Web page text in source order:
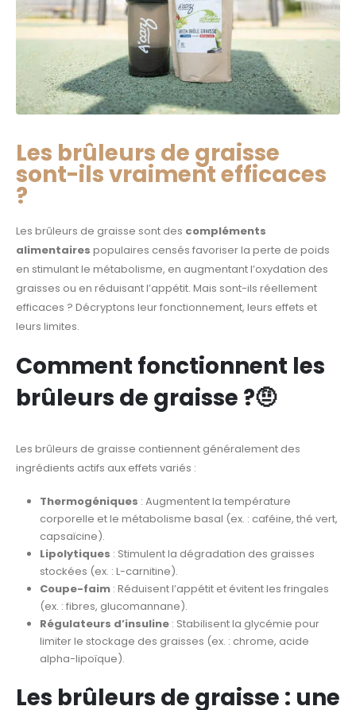
Les brûleurs de graisse
sont-ils vraiment efficaces
?
Les brûleurs de graisse sont des compléments
alimentaires populaires censés favoriser la perte de poids
en stimulant le métabolisme, en augmentant l’oxydation des
graisses ou en réduisant l’appétit. Mais sont-ils réellement
efficaces ? Décryptons leur fonctionnement, leurs effets et
leurs limites.
Comment fonctionnent les
brûleurs de graisse ?🤨
Les brûleurs de graisse contiennent généralement des
ingrédients actifs aux effets variés :
Thermogéniques : Augmentent la température
corporelle et le métabolisme basal (ex. : caféine, thé vert,
capsaïcine).
Lipolytiques : Stimulent la dégradation des graisses
stockées (ex. : L-carnitine).
Coupe-faim: Réduisent l’appétit et évitent les fringales
(ex. : fibres, glucomannane).
Régulateurs d’insuline: Stabilisent la glycémie pour
limiter le stockage des graisses (ex. : chrome, acide
alpha-lipoïque).
Les brûleurs de graisse : une